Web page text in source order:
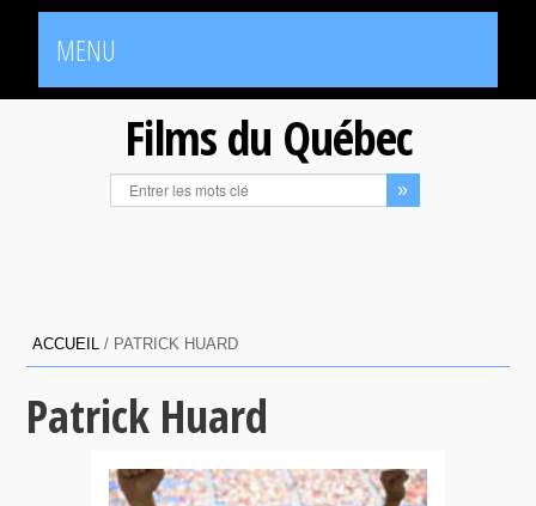
MENU
Films du Québec
ACCUEIL / PATRICK HUARD
Patrick Huard